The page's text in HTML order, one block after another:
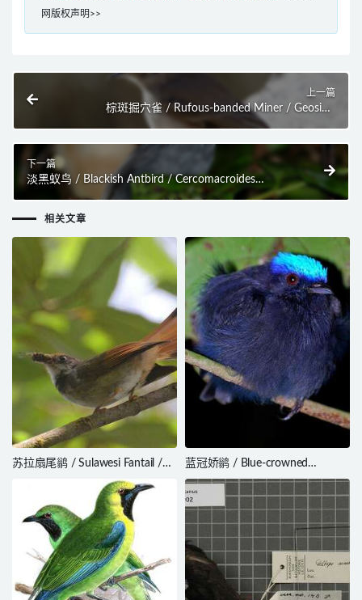
网版权声明>>
上一篇
棕斑掘穴雀 / Rufous-banded Miner / Geositta
下一篇
淡黑蚁鸟 / Blackish Antbird / Cercomacroides
nigrescens
相关文章
苏拉扇尾鹟 / Sulawesi Fantail /
蓝冠娇鹟 / Blue-crowned
Manakin / Lepidothrix coronata